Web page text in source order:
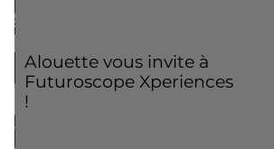
Alouette vous invite à
Futuroscope Xperiences
!